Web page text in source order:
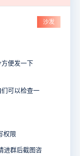
沙发
便发一下
可以检查一
权限
进群后截图咨